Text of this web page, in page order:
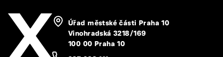
Úřad městské části Praha 10
Vinohradská 3218/169
100 00 Praha 10